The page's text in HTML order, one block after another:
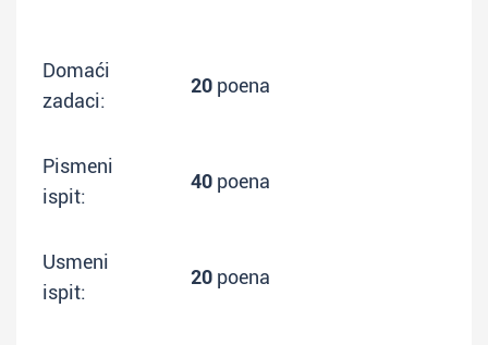
Domaći
zadaci:
20 poena
Pismeni
ispit:
40 poena
Usmeni
ispit:
20 poena